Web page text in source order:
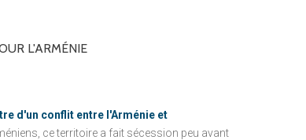
L'ARMÉNIE
d'un conflit entre l'Arménie et
ce territoire a fait sécession peu avant